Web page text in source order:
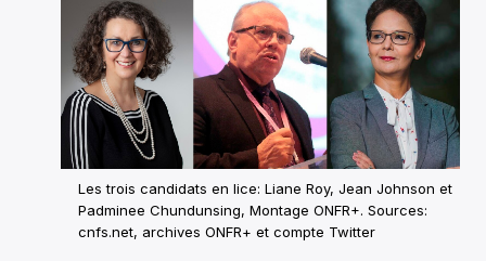
Les trois candidats en lice: Liane Roy, Jean Johnson et
Padminee Chundunsing, Montage ONFR+. Sources:
cnfs.net, archives ONFR+ et compte Twitter